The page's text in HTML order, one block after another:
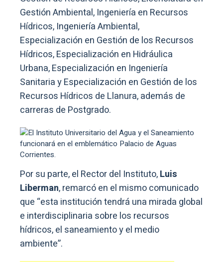
Gestión Ambiental, Ingeniería en Recursos
Hídricos, Ingeniería Ambiental,
Especialización en Gestión de los Recursos
Hídricos, Especialización en Hidráulica
Urbana, Especialización en Ingeniería
Sanitaria y Especialización en Gestión de los
Recursos Hídricos de Llanura, además de
carreras de Postgrado.
Por su parte, el Rector del Instituto,Luis
Liberman, remarcó en el mismo comunicado
que “esta institución tendrá una mirada global
e interdisciplinaria sobre los recursos
hídricos, el saneamiento y el medio
ambiente”.